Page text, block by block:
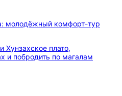
молодёжный комфорт-тур
Хунзахское плато,
и побродить по магалам